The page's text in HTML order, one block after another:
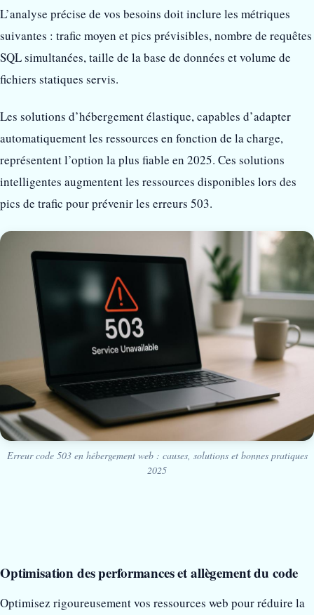
L’analyse précise de vos besoins doit inclure les métriques
suivantes : trafic moyen et pics prévisibles, nombre de requêtes
SQL simultanées, taille de la base de données et volume de
fichiers statiques servis.
Les solutions d’hébergement élastique, capables d’adapter
automatiquement les ressources en fonction de la charge,
représentent l’option la plus fiable en 2025. Ces solutions
intelligentes augmentent les ressources disponibles lors des
pics de trafic pour prévenir les erreurs 503.
Erreur code 503 en hébergement web : causes, solutions et bonnes pratiques
2025
Optimisation des performances et allègement du code
Optimisez rigoureusement vos ressources web pour réduire la